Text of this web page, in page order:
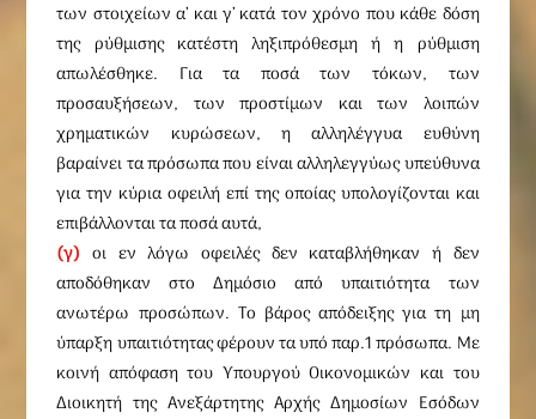
των στοιχείων α’ και γ’ κατά τον χρόνο που κάθε δόση
της ρύθμισης κατέστη ληξιπρόθεσμη ή η ρύθμιση
απωλέσθηκε. Για τα ποσά των τόκων, των
προσαυξήσεων, των προστίμων και των λοιπών
χρηματικών κυρώσεων, η αλληλέγγυα ευθύνη
βαραίνει τα πρόσωπα που είναι αλληλεγγύως υπεύθυνα
για την κύρια οφειλή επί της οποίας υπολογίζονται και
επιβάλλονται τα ποσά αυτά,
(γ) οι εν λόγω οφειλές δεν καταβλήθηκαν ή δεν
αποδόθηκαν στο Δημόσιο από υπαιτιότητα των
ανωτέρω προσώπων. Το βάρος απόδειξης για τη μη
ύπαρξη υπαιτιότητας φέρουν τα υπό παρ.1 πρόσωπα. Με
κοινή απόφαση του Υπουργού Οικονομικών και του
Διοικητή της Ανεξάρτητης Αρχής Δημοσίων Εσόδων